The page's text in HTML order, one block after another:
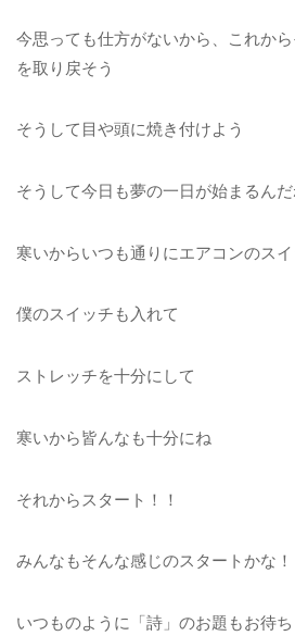
今思っても仕方がないから、これか
を取り戻そう
そうして目や頭に焼き付けよう
そうして今日も夢の一日が始まるんだ
寒いからいつも通りにエアコンのス
僕のスイッチも入れて
ストレッチを十分にして
寒いから皆んなも十分にね
それからスタート！！
みんなもそんな感じのスタートかな！
いつものように「詩」のお題もお待ち